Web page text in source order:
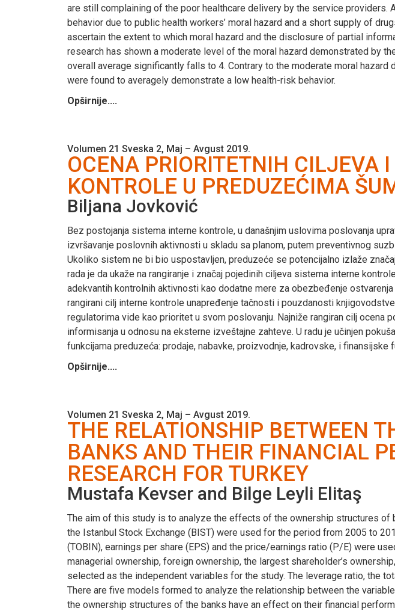
are still complaining of the poor healthcare delivery by the service
behavior due to public health workers’ moral hazard and a short supply of
ascertain the extent to which moral hazard and the disclosure of partial
research has shown a moderate level of the moral hazard demonstrated by
overall average significantly falls to 4. Contrary to the moderate moral
were found to averagely demonstrate a low health-risk behavior.
Opširnije....
Volumen 21 Sveska 2, Maj – Avgust 2019.
OCENA PRIORITETNIH CILJEVA
KONTROLE U PREDUZEĆIMA
Biljana Jovković
Bez postojanja sistema interne kontrole, u današnjim uslovima poslovanja
izvršavanje poslovnih aktivnosti u skladu sa planom, putem preventivnog
Ukoliko sistem ne bi bio uspostavljen, preduzeće se potencijalno izlaže
rada je da ukaže na rangiranje i značaj pojedinih ciljeva sistema interne
adekvantih kontrolnih aktivnosti kao dodatne mere za obezbeđenje
rangirani cilj interne kontrole unapređenje tačnosti i pouzdanosti
regulatorima vide kao prioritet u svom poslovanju. Najniže rangiran cilj
informisanja u odnosu na eksterne izveštajne zahteve. U radu je učinjen
funkcijama preduzeća: prodaje, nabavke, proizvodnje, kadrovske, i finansijske
Opširnije....
Volumen 21 Sveska 2, Maj – Avgust 2019.
THE RELATIONSHIP BETWEEN
BANKS AND THEIR FINANCIAL
RESEARCH FOR TURKEY
Mustafa Kevser and Bilge Leyli Elitaş
The aim of this study is to analyze the effects of the ownership structures of
the Istanbul Stock Exchange (BIST) were used for the period from 2005 to
(TOBIN), earnings per share (EPS) and the price/earnings ratio (P/E) were
managerial ownership, foreign ownership, the largest shareholder’s
selected as the independent variables for the study. The leverage ratio, the
There are five models formed to analyze the relationship between the
the ownership structures of the banks have an effect on their financial